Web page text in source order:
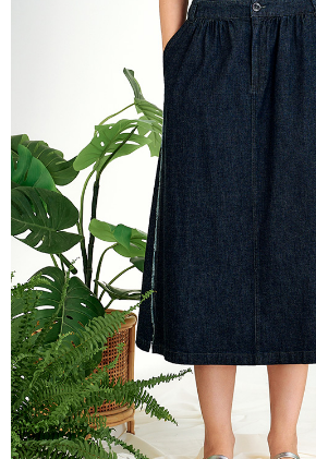
の同意を得ればAFTEEをご利用いただけます。
個人情報の処理、利用について疑問がある、ま
行使したい場合は、ネットプロテクションズ
にご連絡ください。上記に示した個人情報を、
てAFTEEにご提供いただく、またはAFTEEにあ
理、利用を許可することににご同意いただけな
択しないでください。